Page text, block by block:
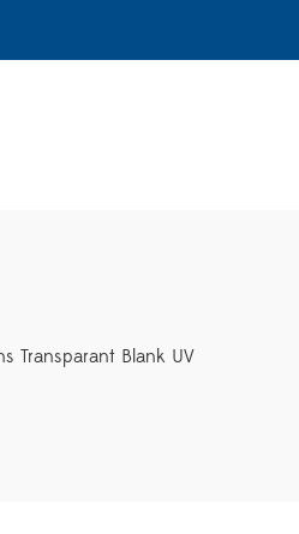
Transparant Blank UV